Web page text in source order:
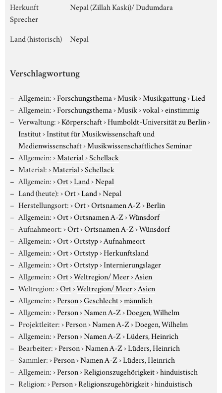
Herkunft
Sprecher
Nepal (Zillah Kaski)/ Dudumdara
Land (historisch) Nepal
Verschlagwortung
Allgemein:›Forschungsthema›Musik›Musikgattung›Lied
Allgemein:›Forschungsthema›Musik›vokal›einstimmig
Verwaltung:›Körperschaft›Humboldt-Universität zu Berlin›
Institut›Institut für Musikwissenschaft und
Medienwissenschaft›Musikwissenschaftliches Seminar
Allgemein:›Material›Schellack
Material:›Material›Schellack
Allgemein:›Ort›Land›Nepal
Land (heute):›Ort›Land›Nepal
Herstellungsort:›Ort›Ortsnamen A-Z›Berlin
Allgemein:›Ort›Ortsnamen A-Z›Wünsdorf
Aufnahmeort:›Ort›Ortsnamen A-Z›Wünsdorf
Allgemein:›Ort›Ortstyp›Aufnahmeort
Allgemein:›Ort›Ortstyp›Herkunftsland
Allgemein:›Ort›Ortstyp›Internierungslager
Allgemein:›Ort›Weltregion/ Meer›Asien
Weltregion:›Ort›Weltregion/ Meer›Asien
Allgemein:›Person›Geschlecht›männlich
Allgemein:›Person›Namen A-Z›Doegen, Wilhelm
Projektleiter:›Person›Namen A-Z›Doegen, Wilhelm
Allgemein:›Person›Namen A-Z›Lüders, Heinrich
Bearbeiter:›Person›Namen A-Z›Lüders, Heinrich
Sammler:›Person›Namen A-Z›Lüders, Heinrich
Allgemein:›Person›Religionszugehörigkeit›hinduistisch
Religion:›Person›Religionszugehörigkeit›hinduistisch